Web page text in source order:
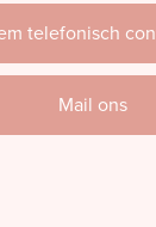
telefonisch
Mail ons